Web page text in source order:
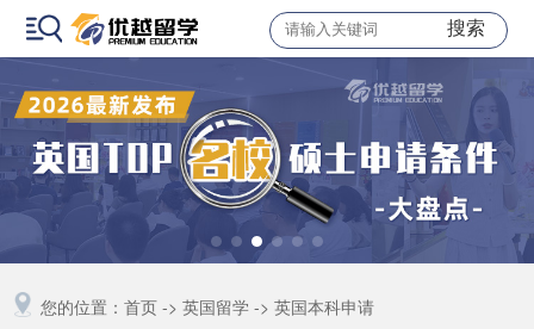
搜索
您的位置： 首页-> 英国留学-> 英国本科申请